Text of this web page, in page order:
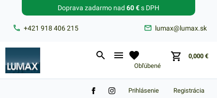
+421 918 406 215 lumax@lumax.sk
Doprava zadarmo nad 60 €s DPH
Obľúbené
0,000 €
Zabudnuté heslo?
Registrácia
Prihlásenie